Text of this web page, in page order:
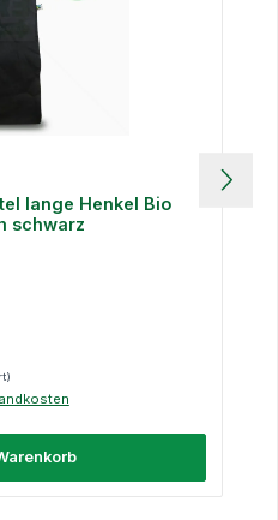
lange Henkel Bio
schwarz